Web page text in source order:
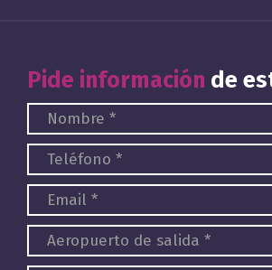
Pide información de